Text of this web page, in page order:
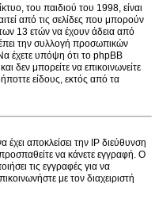
του παιδιού του 1998, είναι
από τις σελίδες που μπορούν
13 ετών να έχουν άδεια από
την συλλογή προσωπικών
έχετε υπόψη ότι το phpBB
δεν μπορείτε να επικοινωνείτε
είδους, εκτός από τα
έχει αποκλείσει την IP διεύθυνση
να κάνετε εγγραφή. Ο
τις εγγραφές για να
με τον διαχειριστή